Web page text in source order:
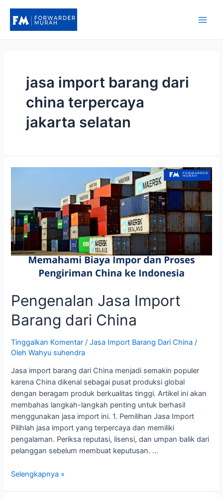
konten
jasa import barang dari
china terpercaya
jakarta selatan
Pengenalan Jasa Import
Barang dari China
Tinggalkan Komentar /Jasa Import Barang Dari China /
OlehWahyu suhendra
Jasa import barang dari China menjadi semakin populer
karena China dikenal sebagai pusat produksi global
dengan beragam produk berkualitas tinggi. Artikel ini akan
membahas langkah-langkah penting untuk berhasil
menggunakan jasa import ini. 1. Pemilihan Jasa Import
Pilihlah jasa import yang terpercaya dan memiliki
pengalaman. Periksa reputasi, lisensi, dan umpan balik dari
pelanggan sebelum membuat keputusan. …
Pengenalan
Selengkapnya »